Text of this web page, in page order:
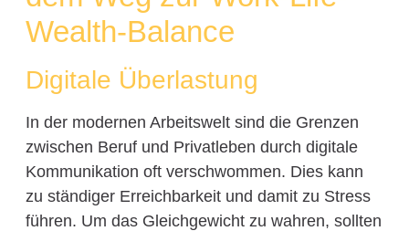
Wealth-Balance
Digitale Überlastung
In der modernen Arbeitswelt sind die Grenzen
zwischen Beruf und Privatleben durch digitale
Kommunikation oft verschwommen. Dies kann
zu ständiger Erreichbarkeit und damit zu Stress
führen. Um das Gleichgewicht zu wahren, sollten